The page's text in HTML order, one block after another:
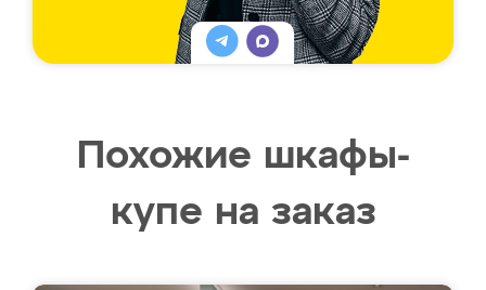
Похожие шкафы-
купе на заказ